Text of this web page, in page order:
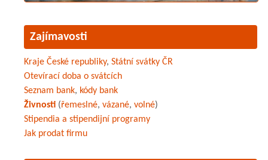
Zajímavosti
Kraje České republiky, Státní svátky ČR
Otevírací doba o svátcích
Seznam bank, kódy bank
Živnosti (řemeslné, vázané, volné)
Stipendia a stipendijní programy
Jak prodat firmu